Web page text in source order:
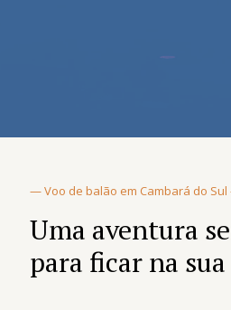
— Voo de balão em Cambará do
Uma aventura
para ficar na